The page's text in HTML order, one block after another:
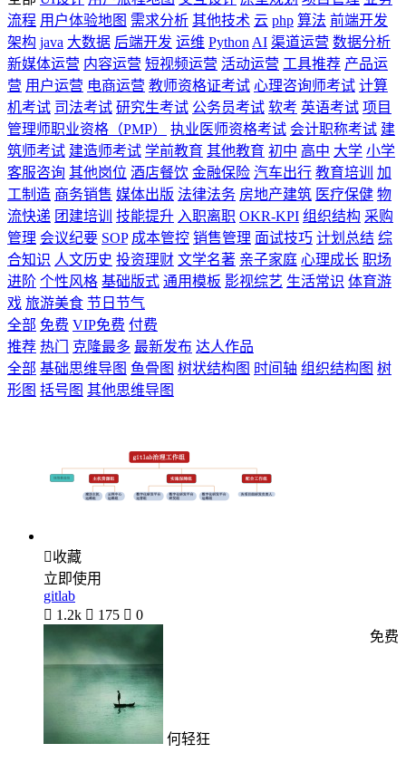
流程 用户体验地图 需求分析 其他技术 云 php 算法 前端开发
架构 java 大数据 后端开发 运维 Python AI 渠道运营 数据分析
新媒体运营 内容运营 短视频运营 活动运营 工具推荐 产品运
营 用户运营 电商运营 教师资格证考试 心理咨询师考试 计算
机考试 司法考试 研究生考试 公务员考试 软考 英语考试 项目
管理师职业资格（PMP）
执业医师资格考试 会计职称考试 建
筑师考试 建造师考试 学前教育 其他教育 初中 高中 大学 小学
客服咨询 其他岗位 酒店餐饮 金融保险 汽车出行 教育培训
加
工制造 商务销售 媒体出版 法律法务 房地产建筑 医疗保健 物
流快递 团建培训 技能提升 入职离职 OKR-KPI 组织结构 采购
管理 会议纪要 SOP 成本管控 销售管理 面试技巧 计划总结 综
合知识 人文历史 投资理财 文学名著 亲子家庭 心理成长 职场
进阶 个性风格 基础版式 通用模板 影视综艺 生活常识 体育游
戏 旅游美食 节日节气
全部 免费 VIP免费 付费
推荐 热门 克隆最多 最新发布 达人作品
全部 基础思维导图 鱼骨图 树状结构图 时间轴 组织结构图 树
形图 括号图 其他思维导图
收藏
立即使用
gitlab
 1.2k  175  0
何轻狂
免费